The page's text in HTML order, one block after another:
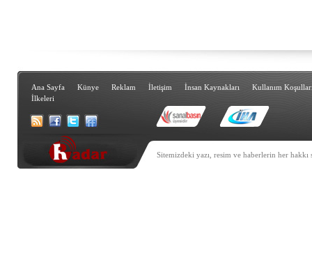
Ana Sayfa Künye Reklam İletişim İnsan Kaynakları
Kullanım
İlkeleri
Sitemizdeki yazı, resim ve haberlerin her